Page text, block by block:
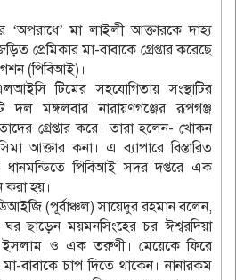
‘অপরাধে’ মা লাইলী আক্তারকে দাহ্য
প্রেমিকার মা-বাবাকে গ্রেপ্তার করেছে
(পিবিআই)।
টিমের সহযোগিতায় সংস্থাটির
মঙ্গলবার নারায়ণগঞ্জের রূপগঞ্জ
গ্রেপ্তার করে। তারা হলেন- খোকন
আক্তার কনা। এ ব্যাপারে বিস্তারিত
ধানমন্ডিতে পিবিআই সদর দপ্তরে এক
হয়।
(পূর্বাঞ্চল) সায়েদুর রহমান বলেন,
ছাড়েন ময়মনসিংহের চর ঈশ্বরদিয়া
ইসলাম ও এক তরুণী। মেয়েকে ফিরে
বাবাকে চাপ দিতে থাকেন। নানারকম